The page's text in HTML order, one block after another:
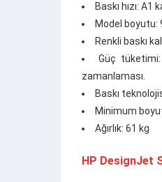
Baskı hızı:
Model boyutu:
Renkli baskı
Güç
zamanlaması.
Baskı
Minimum
Ağırlık: 61 kg
HP DesignJet